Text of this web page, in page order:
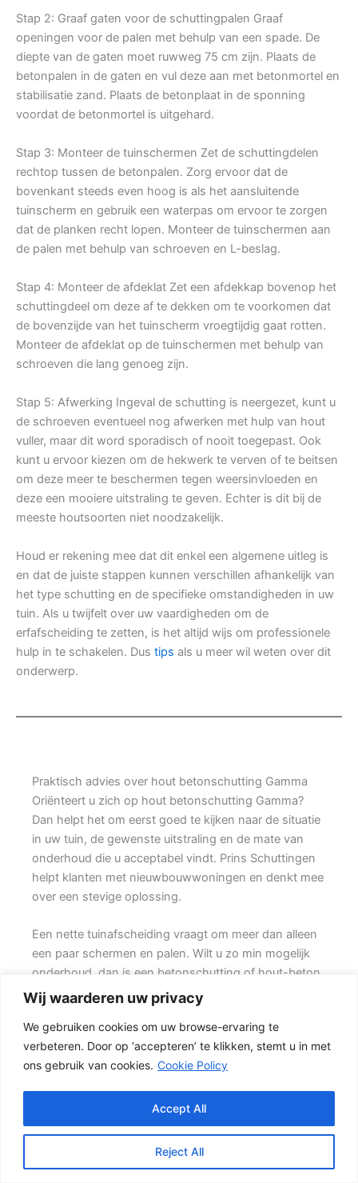
Wij waarderen uw privacy
We gebruiken cookies om uw browse-ervaring te
verbeteren. Door op ‘accepteren’ te klikken, stemt u in met
ons gebruik van cookies. Cookie Policy
Reject All
Accept All
Stap 2: Graaf gaten voor de schuttingpalen Graaf
openingen voor de palen met behulp van een spade. De
diepte van de gaten moet ruwweg 75 cm zijn. Plaats de
betonpalen in de gaten en vul deze aan met betonmortel en
stabilisatie zand. Plaats de betonplaat in de sponning
voordat de betonmortel is uitgehard.
Stap 3: Monteer de tuinschermen Zet de schuttingdelen
rechtop tussen de betonpalen. Zorg ervoor dat de
bovenkant steeds even hoog is als het aansluitende
tuinscherm en gebruik een waterpas om ervoor te zorgen
dat de planken recht lopen. Monteer de tuinschermen aan
de palen met behulp van schroeven en L-beslag.
Stap 4: Monteer de afdeklat Zet een afdekkap bovenop het
schuttingdeel om deze af te dekken om te voorkomen dat
de bovenzijde van het tuinscherm vroegtijdig gaat rotten.
Monteer de afdeklat op de tuinschermen met behulp van
schroeven die lang genoeg zijn.
Stap 5: Afwerking Ingeval de schutting is neergezet, kunt u
de schroeven eventueel nog afwerken met hulp van hout
vuller, maar dit word sporadisch of nooit toegepast. Ook
kunt u ervoor kiezen om de hekwerk te verven of te beitsen
om deze meer te beschermen tegen weersinvloeden en
deze een mooiere uitstraling te geven. Echter is dit bij de
meeste houtsoorten niet noodzakelijk.
Houd er rekening mee dat dit enkel een algemene uitleg is
en dat de juiste stappen kunnen verschillen afhankelijk van
het type schutting en de specifieke omstandigheden in uw
tuin. Als u twijfelt over uw vaardigheden om de
erfafscheiding te zetten, is het altijd wijs om professionele
hulp in te schakelen. Dus tips als u meer wil weten over dit
onderwerp.
Praktisch advies over hout betonschutting Gamma
Oriënteert u zich op hout betonschutting Gamma?
Dan helpt het om eerst goed te kijken naar de situatie
in uw tuin, de gewenste uitstraling en de mate van
onderhoud die u acceptabel vindt. Prins Schuttingen
helpt klanten met nieuwbouwwoningen en denkt mee
over een stevige oplossing.
Een nette tuinafscheiding vraagt om meer dan alleen
een paar schermen en palen. Wilt u zo min mogelijk
onderhoud, dan is een betonschutting of hout-beton
combinatie vaak een slimme keuze. Ook de
ondergrond, de lengte van de schutting en de
aanwezigheid van poorten of hoeken hebben invloed
op de beste oplossing.
Een hout-beton schutting is populair omdat deze
stevig is en toch een warme uitstraling heeft. {De
betonnen onderzijde beschermt het hout tegen direct